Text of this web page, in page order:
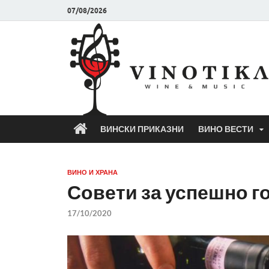
07/08/2026
ВИНСКИ ПРИКАЗНИ ВИНО ВЕСТИ
ВИНО И ХРАНА
Совети за успешно
17/10/2020